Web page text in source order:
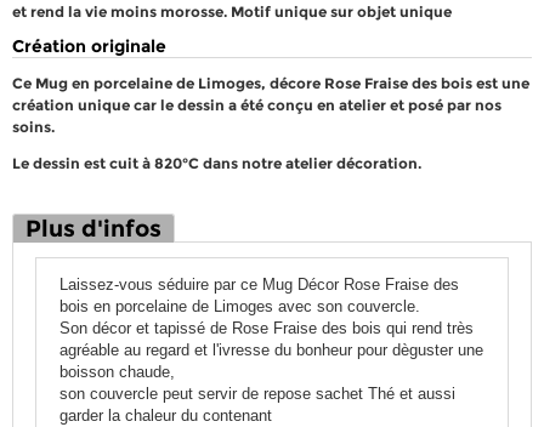
et rend la vie moins morosse. Motif unique sur objet unique
Création originale
Ce Mug en porcelaine de Limoges, décore Rose Fraise des bois est une
création unique car le dessin a été conçu en atelier et posé par nos
soins.
Le dessin est cuit à 820°C dans notre atelier décoration.
Plus d'infos
Laissez-vous séduire par ce Mug Décor Rose Fraise des
bois en porcelaine de Limoges avec son couvercle.
Son décor et tapissé de Rose Fraise des bois qui rend très
agréable au regard et l'ivresse du bonheur pour dèguster une
boisson chaude,
son couvercle peut servir de repose sachet Thé et aussi
garder la chaleur du contenant